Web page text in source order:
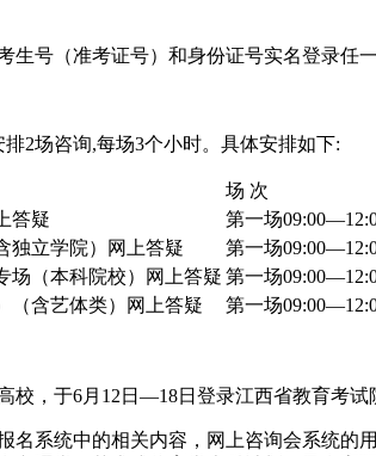
生号（准考证号）和身份证号实名登录任
2场咨询,每场3个小时。具体安排如下:
场 次
答疑
第一场
独立学院）网上答疑
第一场
场（本科院校）网上答疑 第一场
（含艺体类）网上答疑 第一场
校，于6月12日—18日登录江西省教育考试
名系统中的相关内容，网上咨询会系统的